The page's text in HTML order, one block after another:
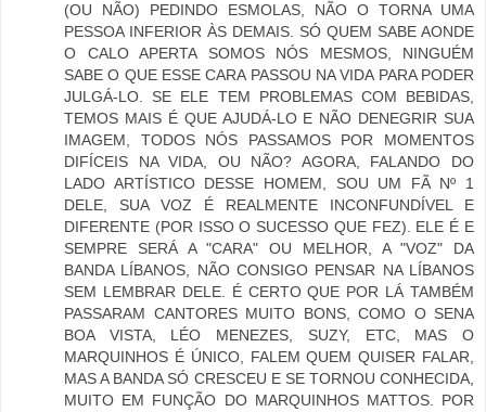
(OU NÃO) PEDINDO ESMOLAS, NÃO O TORNA UMA
PESSOA INFERIOR ÀS DEMAIS. SÓ QUEM SABE AONDE
O CALO APERTA SOMOS NÓS MESMOS, NINGUÉM
SABE O QUE ESSE CARA PASSOU NA VIDA PARA PODER
JULGÁ-LO. SE ELE TEM PROBLEMAS COM BEBIDAS,
TEMOS MAIS É QUE AJUDÁ-LO E NÃO DENEGRIR SUA
IMAGEM, TODOS NÓS PASSAMOS POR MOMENTOS
DIFÍCEIS NA VIDA, OU NÃO? AGORA, FALANDO DO
LADO ARTÍSTICO DESSE HOMEM, SOU UM FÃ Nº 1
DELE, SUA VOZ É REALMENTE INCONFUNDÍVEL E
DIFERENTE (POR ISSO O SUCESSO QUE FEZ). ELE É E
SEMPRE SERÁ A "CARA" OU MELHOR, A "VOZ" DA
BANDA LÍBANOS, NÃO CONSIGO PENSAR NA LÍBANOS
SEM LEMBRAR DELE. É CERTO QUE POR LÁ TAMBÉM
PASSARAM CANTORES MUITO BONS, COMO O SENA
BOA VISTA, LÉO MENEZES, SUZY, ETC, MAS O
MARQUINHOS É ÚNICO, FALEM QUEM QUISER FALAR,
MAS A BANDA SÓ CRESCEU E SE TORNOU CONHECIDA,
MUITO EM FUNÇÃO DO MARQUINHOS MATTOS. POR